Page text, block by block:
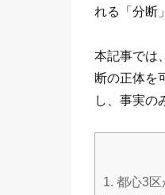
れる「分断
本記事では
断の正体を
し、事実の
1. 都心3区